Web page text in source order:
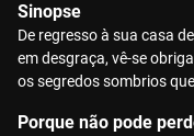
Sinopse
De regresso à sua casa
em desgraça, vê-se
os segredos sombrios
Porque não pode